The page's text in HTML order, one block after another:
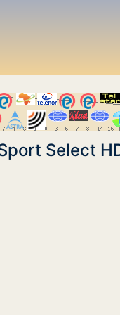
Select